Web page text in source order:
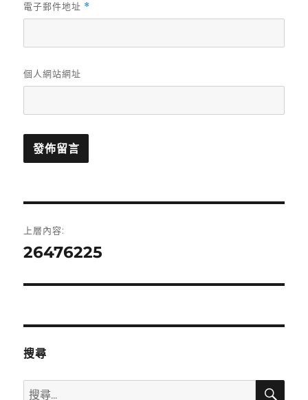
電子郵件地址 *
個人網站網址
章
上層內容:
26476225
搜尋
搜
搜